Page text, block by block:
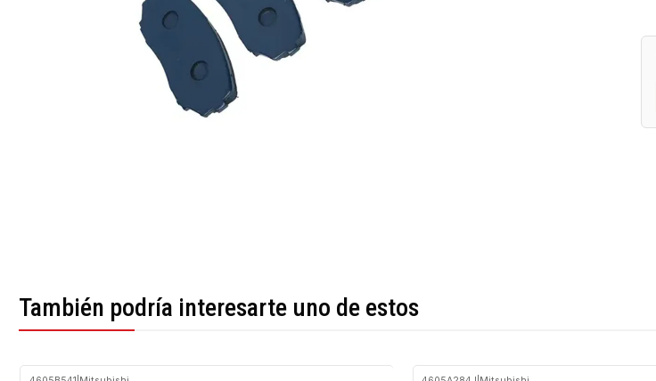
También podría interesarte uno de estos